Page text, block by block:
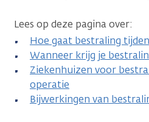
Lees op deze pagina over:
Hoe gaat bestraling
Wanneer krijg je
Ziekenhuizen voor
operatie
Bijwerkingen van